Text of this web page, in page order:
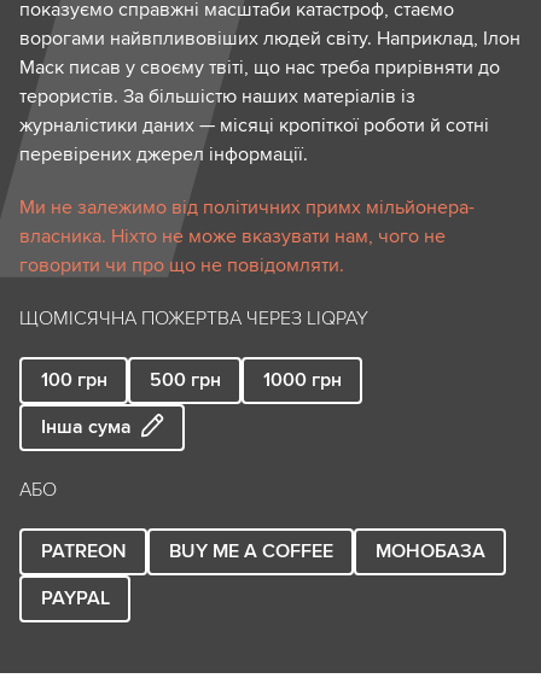
показуємо справжні масштаби катастроф, стаємо
ворогами найвпливовіших людей світу. Наприклад, Ілон
Маск писав у своєму твіті, що нас треба прирівняти до
терористів. За більшістю наших матеріалів із
журналістики даних — місяці кропіткої роботи й сотні
перевірених джерел інформації.
Ми не залежимо від політичних примх мільйонера-
власника. Ніхто не може вказувати нам, чого не
говорити чи про що не повідомляти.
ЩОМІСЯЧНА ПОЖЕРТВА ЧЕРЕЗ LIQPAY
100 грн 500 грн 1000 грн
Інша сума
АБО
PATREON BUY ME A COFFEE
МОНОБАЗА
PAYPAL